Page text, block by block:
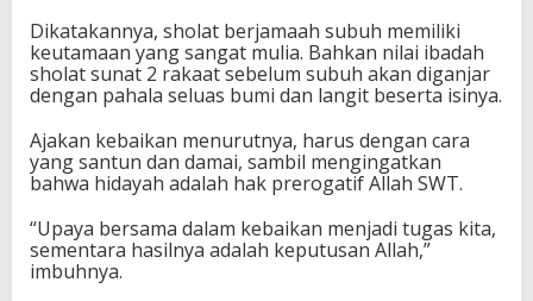
Dikatakannya, sholat berjamaah subuh memiliki
keutamaan yang sangat mulia. Bahkan nilai ibadah
sholat sunat 2 rakaat sebelum subuh akan diganjar
dengan pahala seluas bumi dan langit beserta isinya.
Ajakan kebaikan menurutnya, harus dengan cara
yang santun dan damai, sambil mengingatkan
bahwa hidayah adalah hak prerogatif Allah SWT.
“Upaya bersama dalam kebaikan menjadi tugas kita,
sementara hasilnya adalah keputusan Allah,”
imbuhnya.